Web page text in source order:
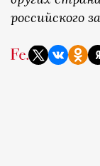
российского